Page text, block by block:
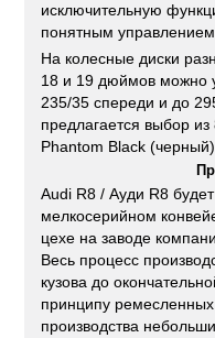
исключительную
понятным
На колесные диски
18 и 19 дюймов можно
235/35 спереди и до
предлагается выбор
Phantom Black
Audi R8 / Ауди R8
мелкосерийном
цехе на заводе
Весь процесс
кузова до
принципу
производства